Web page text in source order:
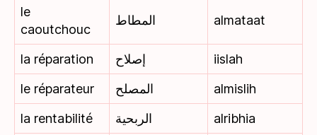
le
caoutchouc
المطاط almataat
la réparation إصلاح
iislah
le réparateur
المصلح
almislih
la rentabilité
الربحية
alribhia